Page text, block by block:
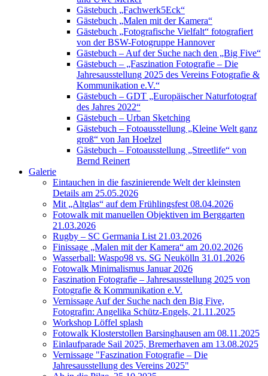
Gästebuch „Fachwerk5Eck“
Gästebuch „Malen mit der Kamera“
Gästebuch „Fotografische Vielfalt“ fotografiert
von der BSW-Fotogruppe Hannover
Gästebuch – Auf der Suche nach den „Big Five“
Gästebuch – „Faszination Fotografie – Die
Jahresausstellung 2025 des Vereins Fotografie &
Kommunikation e.V.“
Gästebuch – GDT „Europäischer Naturfotograf
des Jahres 2022“
Gästebuch – Urban Sketching
Gästebuch – Fotoausstellung „Kleine Welt ganz
groß“ von Jan Hoelzel
Gästebuch – Fotoausstellung „Streetlife“ von
Bernd Reinert
Galerie
Eintauchen in die faszinierende Welt der kleinsten
Details am 25.05.2026
Mit „Altglas“ auf dem Frühlingsfest 08.04.2026
Fotowalk mit manuellen Objektiven im Berggarten
21.03.2026
Rugby – SC Germania List 21.03.2026
Finissage „Malen mit der Kamera“ am 20.02.2026
Wasserball: Waspo98 vs. SG Neukölln 31.01.2026
Fotowalk Minimalismus Januar 2026
Faszination Fotografie – Jahresausstellung 2025 von
Fotografie & Kommunikation e.V.
Vernissage Auf der Suche nach den Big Five,
Fotografin: Angelika Schütz-Engels, 21.11.2025
Workshop Löffel splash
Fotowalk Klosterstollen Barsinghausen am 08.11.2025
Einlaufparade Sail 2025, Bremerhaven am 13.08.2025
Vernissage "Faszination Fotografie – Die
Jahresausstellung des Vereins 2025"